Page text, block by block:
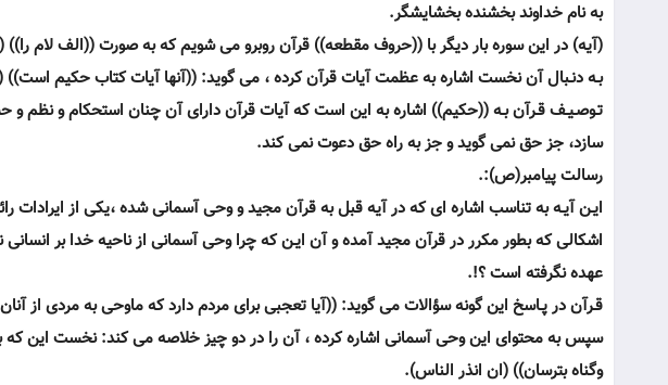
به نام خداوند بخشنده بخشايشگر.
(آيه) در اين سوره بار ديگر با ((حروف مقطعه)) قرآن روبرو مى شويم كه به صورت ((الف لام
بـه دنـبال آن نخست اشاره به عظمت آيات قرآن كرده ، مى گويد: ((آنها آيات كتاب حكيم است))
تـوصـيـف قـرآن بـه ((حكيم)) اشاره به اين است كه آيات قرآن داراى آن چنان استحكام و نظم
سازد، جز حق نمى گويد و جز به راه حق دعوت نمى كند.
رسالت پيامبر(ص):.
ايـن آيـه به تناسب اشاره اى كه در آيه قبل به قرآن مجيد و وحى آسمانى شده ،يكى از
اشكالى كه بطور مكرر در قرآن مجيد آمده و آن ايـن كه چرا وحى آسمانى از ناحيه خدا بر
عهده نگرفته است ؟!.
قـرآن در پـاسخ اين گونه سؤالات مى گويد: ((آيا تعجبى براى مردم دارد كه ماوحى به مردى از
سپس به محتواى اين وحى آسمانى اشاره كرده ، آن را در دو چيز خلاصه مى كند: نخست اين كه
وگناه بترسان)) (ان انذر الناس).